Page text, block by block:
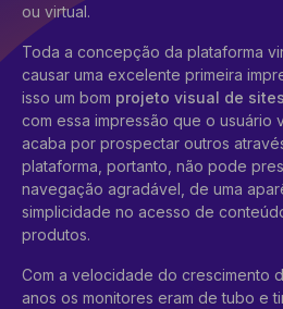
ou virtual.
Toda a concepção da plataforma
causar uma excelente primeira
isso um bom projeto visual de sites
com essa impressão que o usuário
acaba por prospectar outros
plataforma, portanto, não pode
navegação agradável, de uma
simplicidade no acesso de
produtos.
Com a velocidade do crescimento
anos os monitores eram de tubo e